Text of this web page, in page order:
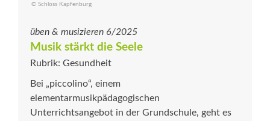
© Schloss Kapfenburg
üben & musizieren 6/2025
Musik stärkt die Seele
Rubrik: Gesundheit
Bei „piccolino“, einem
elementarmusikpädagogischen
Unterrichtsangebot in der Grundschule, geht es